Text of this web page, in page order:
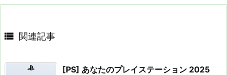
 関連記事
[PS] あなたのプレイステーション 2025